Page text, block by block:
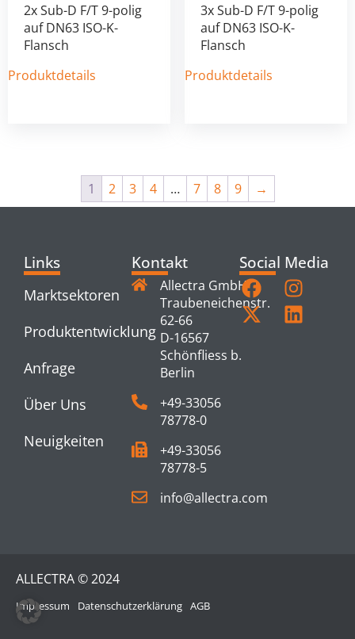
2x Sub-D F/T 9-polig
auf DN63 ISO-K-
Flansch
Produktdetails
3x Sub-D F/T 9-polig
auf DN63 ISO-K-
Flansch
Produktdetails
1 2 3 4 … 7 8 9 →
Links
Marktsektoren
Produktentwicklung
Anfrage
Über Uns
Neuigkeiten
Kontakt
Allectra GmbH
Traubeneichenstr.
62-66
D-16567
Schönfliess b.
Berlin
+49-33056
78778-0
+49-33056
78778-5
info@allectra.com
Social Media
ALLECTRA © 2024
Impressum Datenschutzerklärung AGB